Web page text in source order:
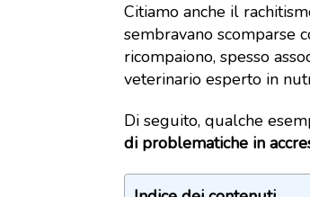
Citiamo anche il
sembravano scomparse
ricompaiono, spesso
veterinario esperto in
Di seguito, qualche
di problematiche in